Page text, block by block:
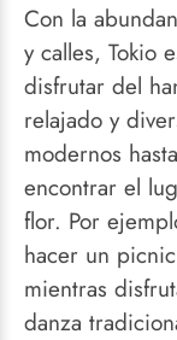
Con la
y calles, Tokio
disfrutar del
relajado y
modernos
encontrar el
flor. Por
hacer un
mientras
danza